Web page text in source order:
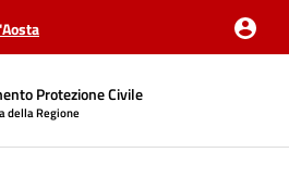
Protezione Civile
della Regione